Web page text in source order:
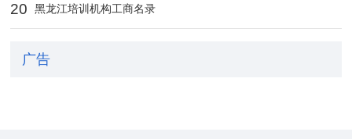
20 黑龙江培训机构工商名录
广告